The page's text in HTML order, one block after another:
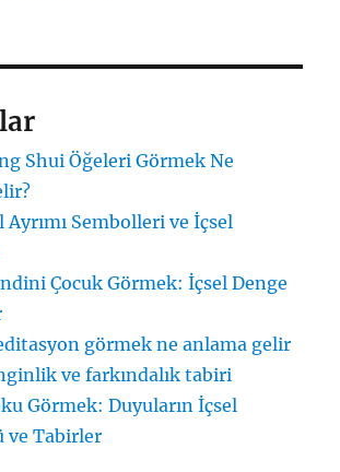
Shui Öğeleri Görmek Ne
Ayrımı Sembolleri ve İçsel
Çocuk Görmek: İçsel Denge
görmek ne anlama gelir
ve farkındalık tabiri
Görmek: Duyuların İçsel
ve Tabirler